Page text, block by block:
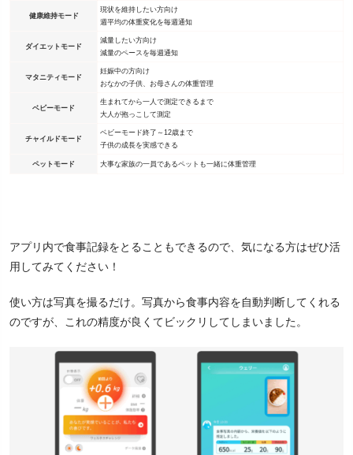
健康維持モード
現状を維持したい方向け
週平均の体重変化を毎週通知
ダイエットモード
減量したい方向け
減量のペースを毎週通知
マタニティモード
妊娠中の方向け
おなかの子供、お母さんの体重管理
ベビーモード
生まれてから一人で測定できるまで
大人が抱っこして測定
チャイルドモード
ベビーモード終了～12歳まで
子供の成長を実感できる
ペットモード 大事な家族の一員であるペットも一緒に体重管理
アプリ内で食事記録をとることもできるので、気になる方はぜひ活
用してみてください！
使い方は写真を撮るだけ。写真から食事内容を自動判断してくれる
のですが、これの精度が良くてビックリしてしまいました。